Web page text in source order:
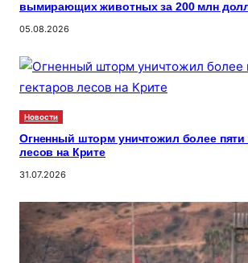
вымирающих животных за 200 млн
05.08.2026
Новости
Огненный шторм уничтожил более пяти
лесов на Крите
31.07.2026